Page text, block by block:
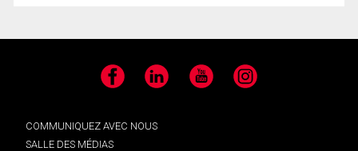
Facebook LinkedIn YouTube Instagram
COMMUNIQUEZ AVEC NOUS
SALLE DES MÉDIAS